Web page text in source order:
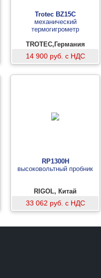
Trotec BZ15C
механический
термогигрометр
TROTEC,Германия
14 900 руб. с НДС
RP1300H
высоковольтный пробник
RIGOL, Китай
33 062 руб. с НДС